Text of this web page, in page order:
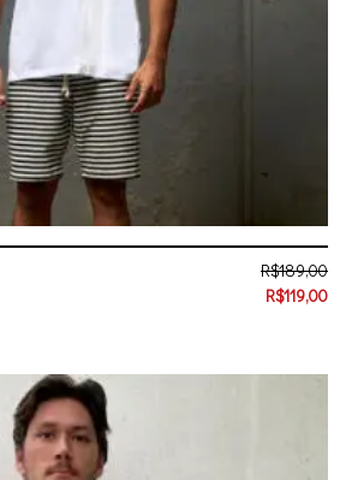
R$189,00
R$119,00